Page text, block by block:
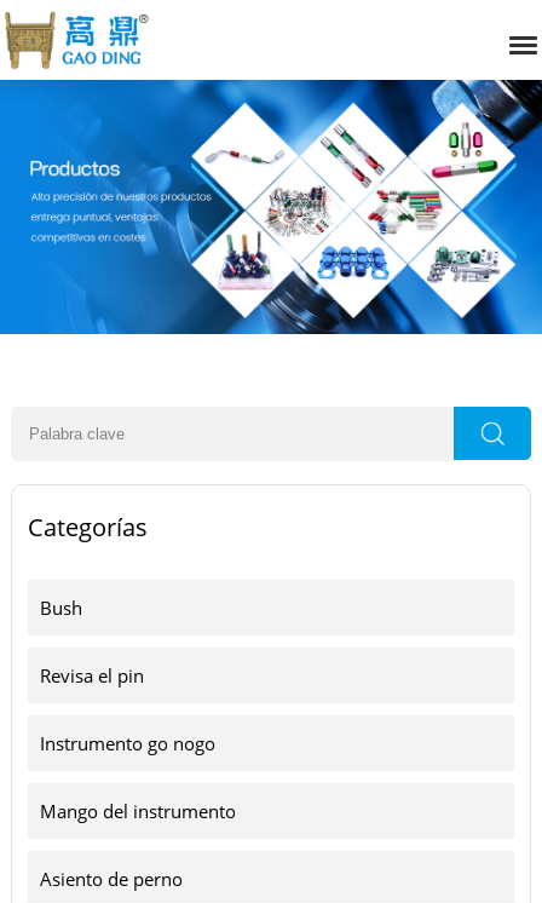
Categorías
Bush
Revisa el pin
Instrumento go nogo
Mango del instrumento
Asiento de perno